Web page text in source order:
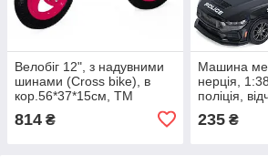
Велобіг 12", з надувними
шинами (Cross bike), в
кор.56*37*15см, ТМ
(1шт)
814 ₴
Машина
нерція,
поліція,
двері,
16*7*7,5см
235₴